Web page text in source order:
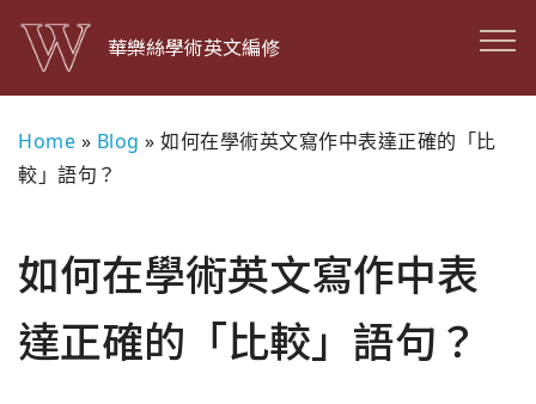
華樂絲學術英文編修
Home » Blog » 如何在學術英文寫作中表達正確的「比
較」語句？
如何在學術英文寫作中表
達正確的「比較」語句？